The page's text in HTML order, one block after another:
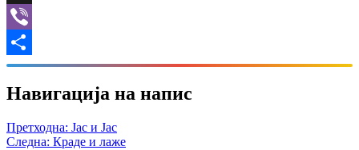
X
Viber
Share
Навигација на напис
Претходна: Јас и Јас
Следна: Краде и лаже